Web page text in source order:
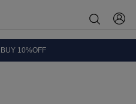
10%OFF
が生まれ変わります！